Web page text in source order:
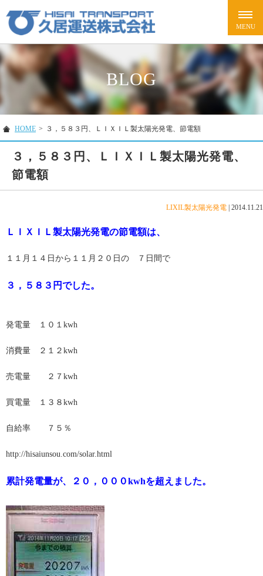
BLOG
HOME > ３，５８３円、ＬＩＸＩＬ製太陽光発電、節電額
３，５８３円、ＬＩＸＩＬ製太陽光発電、
節電額
LIXIL製太陽光発電 2014.11.21
ＬＩＸＩＬ製太陽光発電の節電額は、
１１月１４日から１１月２０日の ７日間で
３，５８３円でした。
発電量 １０１kwh
消費量 ２１２kwh
売電量 ２７kwh
買電量 １３８kwh
自給率 ７５％
http://hisaiunsou.com/solar.html
累計発電量が、２０，０００kwhを超えました。